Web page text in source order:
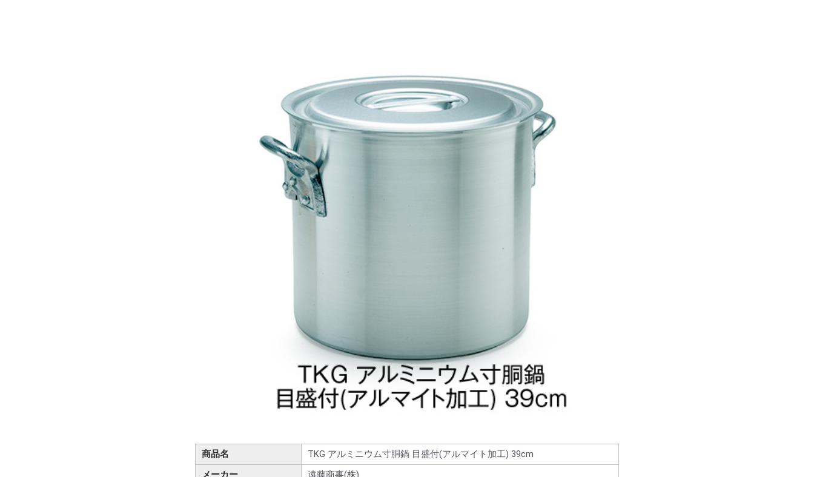
商品名
TKG アルミニウム寸胴鍋 目盛付(アルマイト加工) 39cm
メーカー
遠藤商事(株)